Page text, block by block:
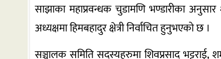
साझाका महाप्रवन्धक चुडामणि भण्डारीका
अध्यक्षमा हिमबहादुर क्षेत्री निर्वाचित हुनुभएको छ ।
सञ्चालक समिति सदस्यहरुमा शिवप्रसाद भट्टराई,